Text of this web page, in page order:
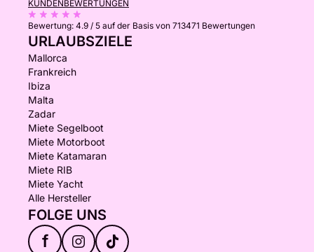
KUNDENBEWERTUNGEN
Bewertung: 4.9 / 5 auf der Basis von 713471 Bewertungen
URLAUBSZIELE
Mallorca
Frankreich
Ibiza
Malta
Zadar
Miete Segelboot
Miete Motorboot
Miete Katamaran
Miete RIB
Miete Yacht
Alle Hersteller
FOLGE UNS
f